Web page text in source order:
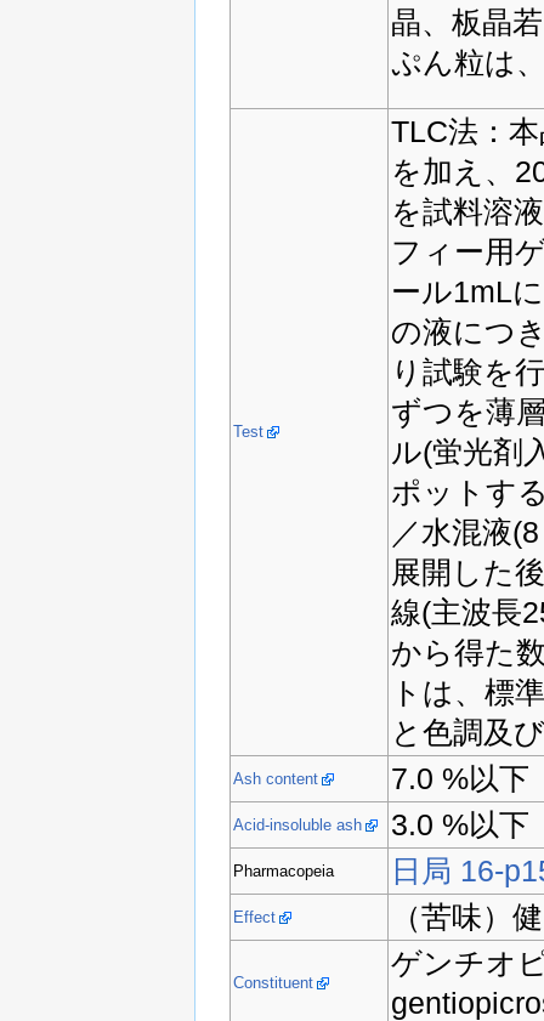
晶、板晶
ぷん粒は
Test
TLC法：
を加え、
を試料溶
フィー用
ール1mL
の液につ
り試験を
ずつを薄
ル(蛍光剤
ポットす
／水混液
展開した
線(主波長
から得た
トは、標
と色調及
Ash content 7.0 %以下
Acid-insoluble ash 3.0 %以下
Pharmacopeia 日局 16-
Effect （苦味）
Constituent
ゲンチオ